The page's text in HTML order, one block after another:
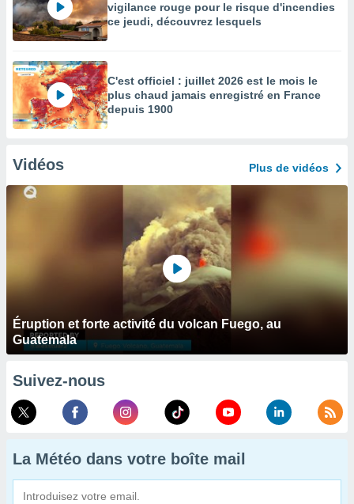
vigilance rouge pour le risque d'incendies
ce jeudi, découvrez lesquels
C'est officiel : juillet 2026 est le mois le
plus chaud jamais enregistré en France
depuis 1900
Vidéos Plus de vidéos
Éruption et forte activité du volcan Fuego, au
Guatemala
Suivez-nous
La Météo dans votre boîte mail